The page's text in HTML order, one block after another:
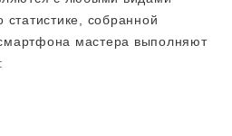
собранной
мастера выполняют